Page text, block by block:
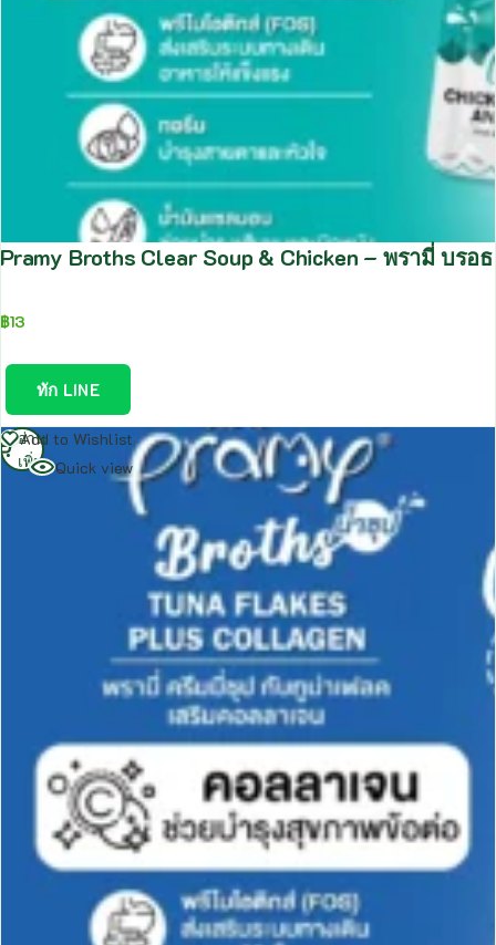
Pramy Broths Clear Soup & Chicken – พรามี่ บร
฿13
ทัก LINE
Add to Wishlist
Quick view
อ่าน
เพิ่ม